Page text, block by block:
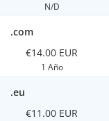
N/D
.com
€14.00 EUR
1 Año
.eu
€11.00 EUR